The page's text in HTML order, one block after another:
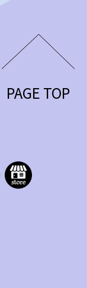
PAGE TOP